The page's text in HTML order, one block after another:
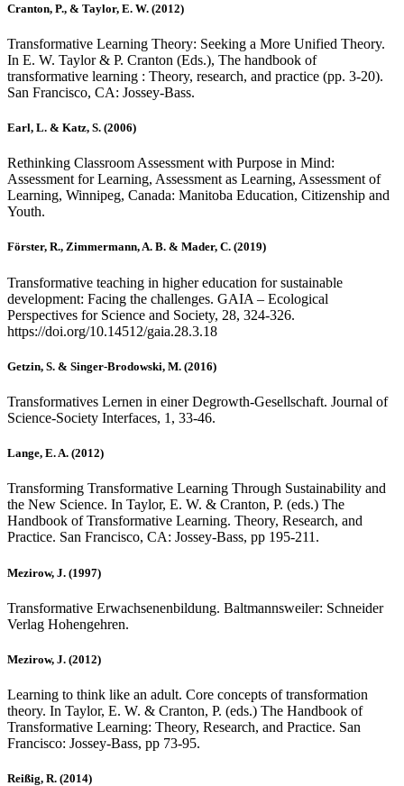
Cranton, P., & Taylor, E. W. (2012)
Transformative Learning Theory: Seeking a More Unified Theory.
In E. W. Taylor & P. Cranton (Eds.), The handbook of
transformative learning : Theory, research, and practice (pp. 3-20).
San Francisco, CA: Jossey-Bass.
Earl, L. & Katz, S. (2006)
Rethinking Classroom Assessment with Purpose in Mind:
Assessment for Learning, Assessment as Learning, Assessment of
Learning, Winnipeg, Canada: Manitoba Education, Citizenship and
Youth.
Förster, R., Zimmermann, A. B. & Mader, C. (2019)
Transformative teaching in higher education for sustainable
development: Facing the challenges. GAIA – Ecological
Perspectives for Science and Society, 28, 324-326.
https://doi.org/10.14512/gaia.28.3.18
Getzin, S. & Singer-Brodowski, M. (2016)
Transformatives Lernen in einer Degrowth-Gesellschaft. Journal of
Science-Society Interfaces, 1, 33-46.
Lange, E. A. (2012)
Transforming Transformative Learning Through Sustainability and
the New Science. In Taylor, E. W. & Cranton, P. (eds.) The
Handbook of Transformative Learning. Theory, Research, and
Practice. San Francisco, CA: Jossey-Bass, pp 195-211.
Mezirow, J. (1997)
Transformative Erwachsenenbildung. Baltmannsweiler: Schneider
Verlag Hohengehren.
Mezirow, J. (2012)
Learning to think like an adult. Core concepts of transformation
theory. In Taylor, E. W. & Cranton, P. (eds.) The Handbook of
Transformative Learning: Theory, Research, and Practice. San
Francisco: Jossey-Bass, pp 73-95.
Reißig, R. (2014)